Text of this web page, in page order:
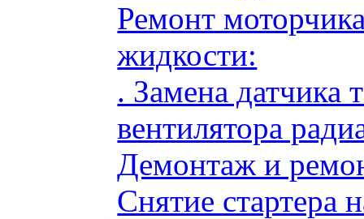
Ремонт
жидкости:
. Замена
вентилятора
Демонтаж и
Снятие